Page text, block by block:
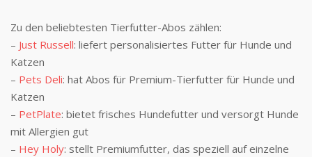
Zu den beliebtesten Tierfutter-Abos zählen:
– Just Russell: liefert personalisiertes Futter für Hunde und
Katzen
– Pets Deli: hat Abos für Premium-Tierfutter für Hunde und
Katzen
– PetPlate: bietet frisches Hundefutter und versorgt Hunde
mit Allergien gut
– Hey Holy: stellt Premiumfutter, das speziell auf einzelne